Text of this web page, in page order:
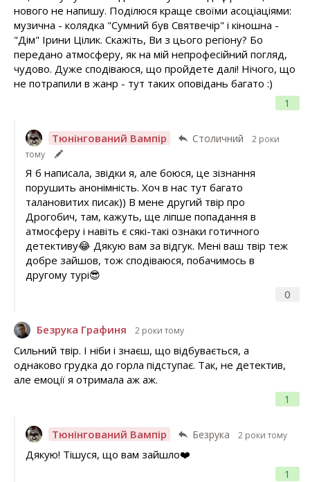
1
нового не напишу. Поділюся краще своїми асоціаціями:
музична - колядка "Сумний був Святвечір" і кіношна -
"Дім" Ірини Цілик. Скажіть, Ви з цього регіону? Бо
передано атмосферу, як на мій непрофесійний погляд,
чудово. Дуже сподіваюся, що пройдете далі! Нічого, що
не потрапили в жанр - тут таких оповідань багато :)
Тюнінгований Вампір Столичний
2 роки
тому
0
Я б написала, звідки я, але боюся, це зізнання
порушить анонімність. Хоч в нас тут багато
талановитих писак)) В мене другий твір про
Дрогобич, там, кажуть, ще ліпше попадання в
атмосферу і навіть є сякі-такі ознаки готичного
детективу😂 Дякую вам за відгук. Мені ваш твір теж
добре зайшов, тож сподіваюся, побачимось в
другому турі😎
Безрука Графиня 2 роки тому
1
Сильний твір. І ніби і знаєш, що відбувається, а
однаково грудка до горла підступає. Так, не детектив,
але емоції я отримала аж аж.
Тюнінгований Вампір Безрука 2 роки тому
1
Дякую! Тішуся, що вам зайшло❤️